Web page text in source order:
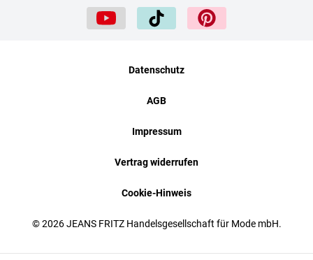
© 2026 JEANS FRITZ Handelsgesellschaft für Mode mbH.
Datenschutz
AGB
Impressum
Vertrag widerrufen
Cookie-Hinweis